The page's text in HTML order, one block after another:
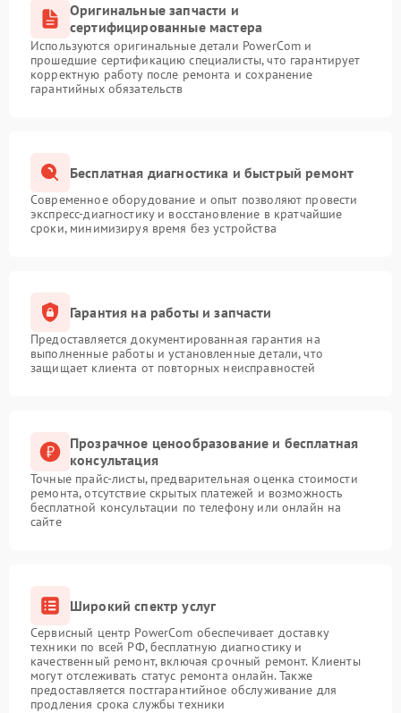
Оригинальные запчасти и
сертифицированные мастера
Используются оригинальные детали PowerCom и
прошедшие сертификацию специалисты, что гарантирует
корректную работу после ремонта и сохранение
гарантийных обязательств
Бесплатная диагностика и быстрый ремонт
Современное оборудование и опыт позволяют провести
экспресс-диагностику и восстановление в кратчайшие
сроки, минимизируя время без устройства
Гарантия на работы и запчасти
Предоставляется документированная гарантия на
выполненные работы и установленные детали, что
защищает клиента от повторных неисправностей
Прозрачное ценообразование и бесплатная
консультация
Точные прайс-листы, предварительная оценка стоимости
ремонта, отсутствие скрытых платежей и возможность
бесплатной консультации по телефону или онлайн на
сайте
Широкий спектр услуг
Сервисный центр PowerCom обеспечивает доставку
техники по всей РФ, бесплатную диагностику и
качественный ремонт, включая срочный ремонт. Клиенты
могут отслеживать статус ремонта онлайн. Также
предоставляется постгарантийное обслуживание для
продления срока службы техники